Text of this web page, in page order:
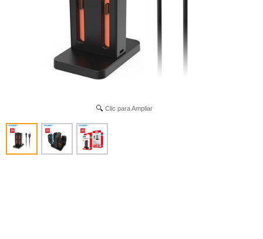
Clic para Ampliar